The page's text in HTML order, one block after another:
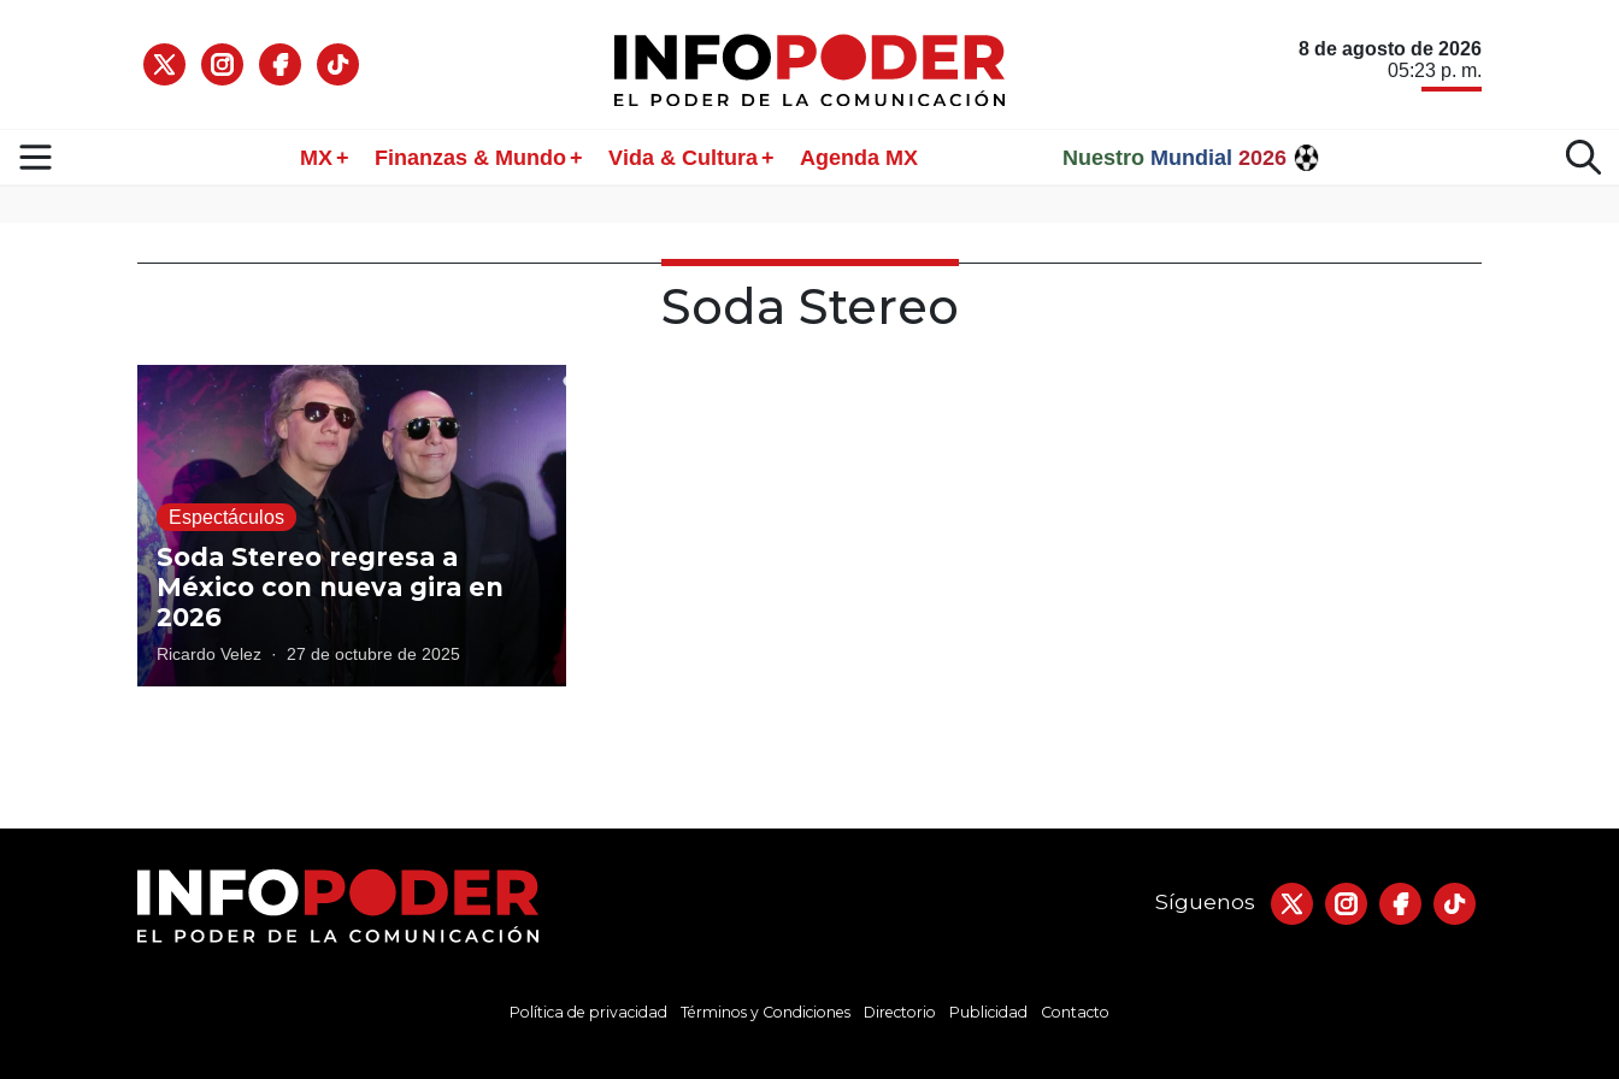
8 de agosto de 2026
05:23 p. m.
MX Finanzas & Mundo Vida & Cultura Agenda MX Nuestro Mundial 2026
Soda Stereo
Espectáculos
Soda Stereo regresa a
México con nueva gira en
2026
Ricardo Velez · 27 de octubre de 2025
Síguenos
Política de privacidad Términos y Condiciones Directorio Publicidad Contacto